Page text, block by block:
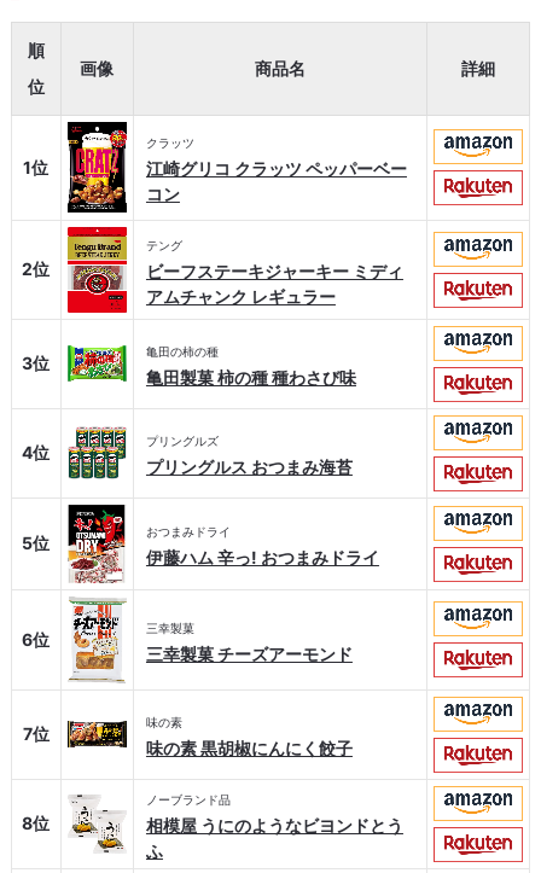
順
位
画像 商品名 詳細
1位
クラッツ
江崎グリコ クラッツ ペッパーベー
コン
2位
テング
ビーフステーキジャーキー ミディ
アムチャンク レギュラー
3位
亀田の柿の種
亀田製菓 柿の種 種わさび味
4位
プリングルズ
プリングルス おつまみ海苔
5位
おつまみドライ
伊藤ハム 辛っ! おつまみドライ
6位
三幸製菓
三幸製菓 チーズアーモンド
7位
味の素
味の素 黒胡椒にんにく餃子
8位
ノーブランド品
相模屋 うにのようなビヨンドとう
ふ